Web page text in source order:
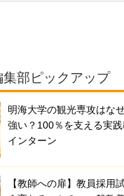
集部ピックアップ
明海大学の観光専攻はな
強い？100％を支える実践
インターン
【教師への扉】教員採用